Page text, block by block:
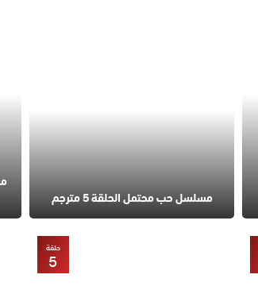
مسلسل حب محتمل الحلقة 5 مترجم
حلقة
5